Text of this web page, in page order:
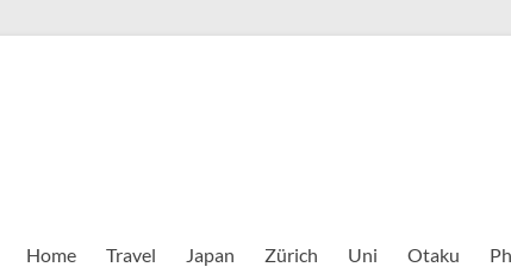
Home Travel Japan Zürich Uni Otaku